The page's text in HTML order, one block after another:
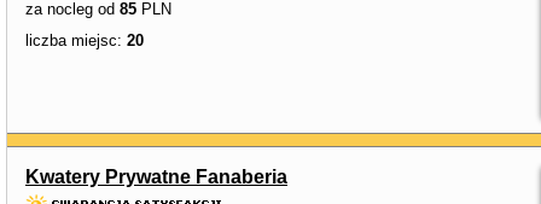
za nocleg od 85 PLN
liczba miejsc: 20
Kwatery Prywatne Fanaberia